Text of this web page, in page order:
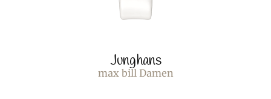
Junghans
max bill Damen